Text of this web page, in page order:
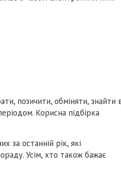
позичити, обміняти, знайти
Корисна підбірка
за останній рік, які
Усім, хто також бажає